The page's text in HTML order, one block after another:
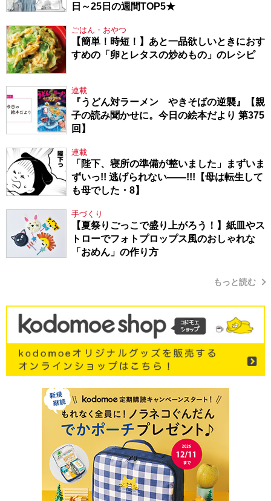
日～25日の週間TOP5★
ごはん・おやつ
【簡単！時短！】あと一品欲しいときにおす
すめの「卵とレタスの炒めもの」のレシピ
連載
『うどん対ラーメン やきそばの逆襲』【親
子の読み聞かせに。今日の絵本だより 第375
回】
連載
「陛下、寝所の準備が整いました」まずいま
ずいっ!! 逃げられない――!!!【母は転生して
も母でした・8】
手づくり
【夏祭りごっこで盛り上がろう！】紙皿やス
トローでフォトプロップス風のおしゃれな
「おめん」の作り方
もっと読む